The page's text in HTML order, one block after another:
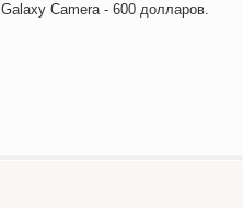
Camera - 600 долларов.